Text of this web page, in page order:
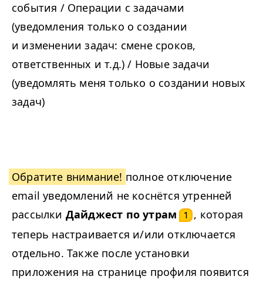
события / Операции с задачами
(уведомления только о создании
и изменении задач: смене сроков,
ответственных и т.д.) / Новые задачи
(уведомлять меня только о создании новых
задач)
Обратите внимание! полное отключение
email уведомлений не коснётся утренней
рассылки Дайджест по утрам 1
, которая
теперь настраивается и/или отключается
отдельно. Также после установки
приложения на странице профиля появится